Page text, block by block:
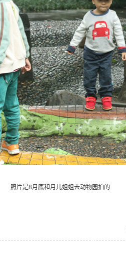
照片是8月底和月儿姐姐去动物园拍的